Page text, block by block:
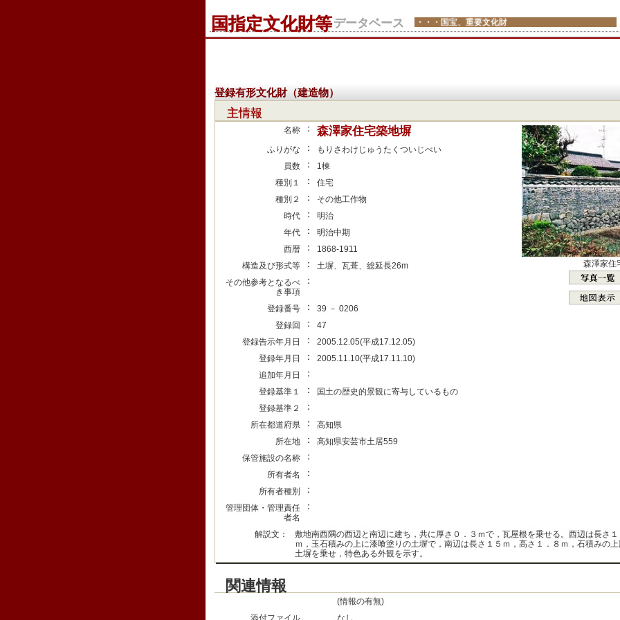
国指定文化財等データベース ・・・国宝、重要文化財
登録有形文化財（建造物）
主情報
名称 ： 森澤家住宅築地塀
ふりがな ：
もりさわけじゅうたくついじべい
員数
：
1棟
種別１
：
住宅
種別２
：
その他工作物
時代
：
明治
年代
：
明治中期
西暦
：
1868-1911
構造及び形式等
：
土塀、瓦葺、総延長26m
その他参考となるべ
き事項
：
登録番号 ：
39 － 0206
登録回
：
47
登録告示年月日
：
2005.12.05(平成17.12.05)
登録年月日
：
2005.11.10(平成17.11.10)
追加年月日
：
登録基準１ ：
国土の歴史的景観に寄与しているもの
登録基準２
：
所在都道府県 ：
高知県
所在地
：
高知県安芸市土居559
保管施設の名称
：
所有者名 ：
所有者種別 ：
管理団体・管理責任
者名
：
森澤家住
解説文：
敷地南西隅の西辺と南辺に建ち，共に厚さ０．３ｍで，瓦屋根を乗せる。西辺は長さ
ｍ，玉石積みの上に漆喰塗りの土塀で，南辺は長さ１５ｍ，高さ１．８ｍ，石積みの
土塀を乗せ，特色ある外観を示す。
関連情報
(情報の有無)
添付ファイル
なし